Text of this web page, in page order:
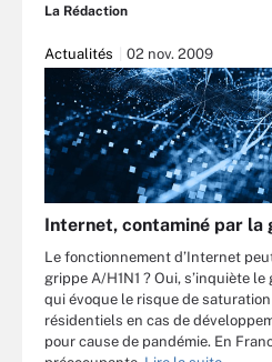
La Rédaction
Actualités 02 nov. 2009
Internet, contaminé par la
Le fonctionnement d’Internet
grippe A/H1N1 ? Oui, s’inquiète
qui évoque le risque de
résidentiels en cas de
pour cause de pandémie. En